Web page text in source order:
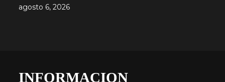
agosto 6, 2026
INFORMACION